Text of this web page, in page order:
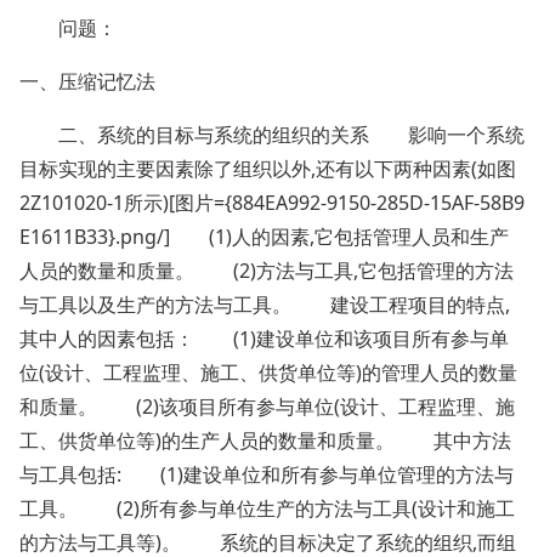
问题：
一、压缩记忆法
二、系统的目标与系统的组织的关系 影响一个系统
目标实现的主要因素除了组织以外,还有以下两种因素(如图
2Z101020-1所示)[图片={884EA992-9150-285D-15AF-58B9
E1611B33}.png/] (1)人的因素,它包括管理人员和生产
人员的数量和质量。 (2)方法与工具,它包括管理的方法
与工具以及生产的方法与工具。 建设工程项目的特点,
其中人的因素包括： (1)建设单位和该项目所有参与单
位(设计、工程监理、施工、供货单位等)的管理人员的数量
和质量。 (2)该项目所有参与单位(设计、工程监理、施
工、供货单位等)的生产人员的数量和质量。 其中方法
与工具包括: (1)建设单位和所有参与单位管理的方法与
工具。 (2)所有参与单位生产的方法与工具(设计和施工
的方法与工具等)。 系统的目标决定了系统的组织,而组